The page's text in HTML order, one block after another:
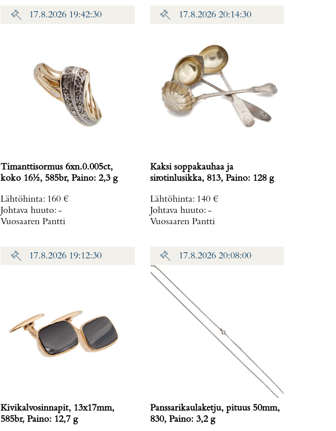
17.8.2026 19:42:30
Timanttisormus 6xn.0.005ct,
koko 16½, 585br, Paino: 2,3 g
Lähtöhinta: 160 €
Johtava huuto: -
Vuosaaren Pantti
17.8.2026 20:14:30
Kaksi soppakauhaa ja
sirotinlusikka, 813, Paino: 128 g
Lähtöhinta: 140 €
Johtava huuto: -
Vuosaaren Pantti
17.8.2026 19:12:30
Kivikalvosinnapit, 13x17mm,
585br, Paino: 12,7 g
17.8.2026 20:08:00
Panssarikaulaketju, pituus 50mm,
830, Paino: 3,2 g